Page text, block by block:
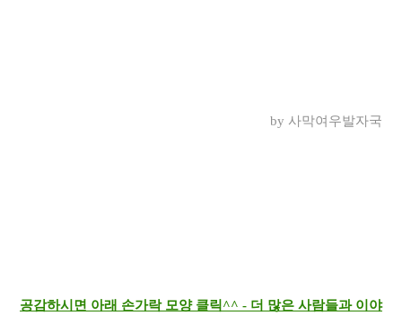
by 사막여우발자국
공감하시면 아래 손가락 모양 클릭^^ - 더 많은 사람들과 이야